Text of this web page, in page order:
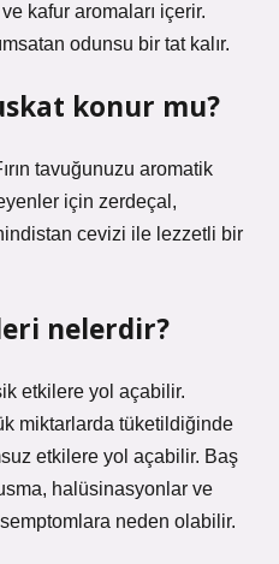
kafur aromaları içerir.
odunsu bir tat kalır.
konur mu?
tavuğunuzu aromatik
için zerdeçal,
cevizi ile lezzetli bir
nelerdir?
etkilere yol açabilir.
miktarlarda tüketildiğinde
etkilere yol açabilir. Baş
halüsinasyonlar ve
neden olabilir.